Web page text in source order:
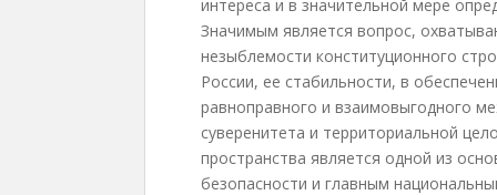
интереса и в значительной мере
Значимым является вопрос,
незыблемости конституционного
России, ее стабильности, в
равноправного и взаимовыгодного
суверенитета и территориальной
пространства является одной из
безопасности и главным